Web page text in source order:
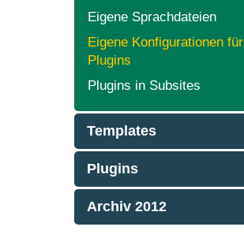
Eigene Sprachdateien
Eigene Konfigurationen für
Plugins
Plugins in Subsites
Templates
Plugins
Archiv 2012